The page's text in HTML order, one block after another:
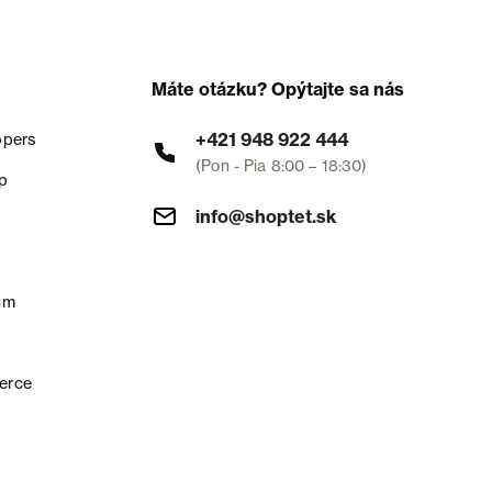
Máte otázku? Opýtajte sa nás
+421 948 922 444
(Pon - Pia 8:00 – 18:30)
info@shoptet.sk